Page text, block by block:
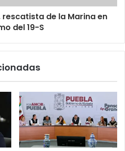
de la Marina en
del 19-S